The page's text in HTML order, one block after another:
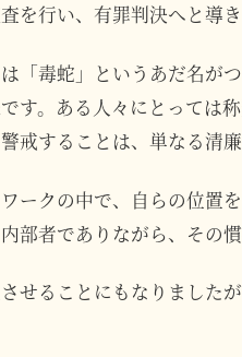
を行い、有罪判決へと導き
「毒蛇」というあだ名が
す。ある人々にとっては
戒することは、単なる清
ークの中で、自らの位置
部者でありながら、その
せることにもなりました